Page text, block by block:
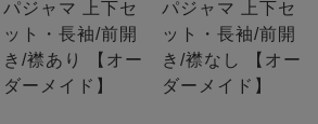
パジャマ 上下セ
ット・長袖/前開
き/襟あり 【オー
ダーメイド】
パジャマ 上下セ
ット・長袖/前開
き/襟なし 【オー
ダーメイド】